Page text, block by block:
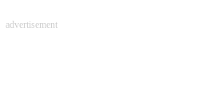
advertisement